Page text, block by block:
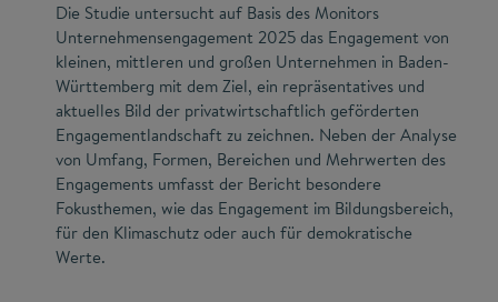
Die Studie untersucht auf Basis des Monitors
Unternehmensengagement 2025 das Engagement von
kleinen, mittleren und großen Unternehmen in Baden-
Württemberg mit dem Ziel, ein repräsentatives und
aktuelles Bild der privatwirtschaftlich geförderten
Engagementlandschaft zu zeichnen. Neben der Analyse
von Umfang, Formen, Bereichen und Mehrwerten des
Engagements umfasst der Bericht besondere
Fokusthemen, wie das Engagement im Bildungsbereich,
für den Klimaschutz oder auch für demokratische
Werte.